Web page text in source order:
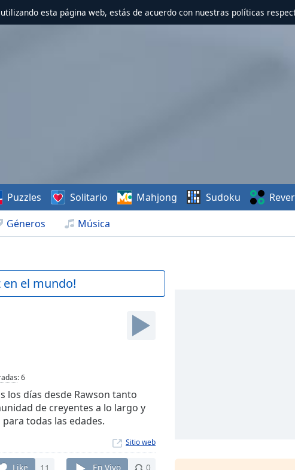
esta página web, estás de acuerdo con nuestras políticas
Géneros Música
Puzzles Solitario Mahjong Sudoku
en el mundo!
:6
los días desde Rawson tanto
de creyentes a lo largo y
todas las edades.
Sitio web
Like 11 En Vivo 0